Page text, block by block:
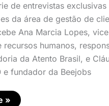
de entrevistas
da área de gestão de
Ana Marcia Lopes,
recursos humanos,
da Atento Brasil, e
e fundador da Beejobs
»